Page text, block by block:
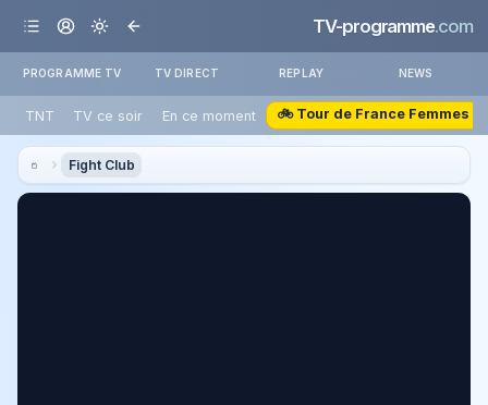
TV-programme.com
PROGRAMME TV TV DIRECT REPLAY NEWS
TNT TV ce soir En ce moment 🚲 Tour de France Femmes
Fight Club